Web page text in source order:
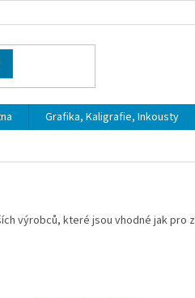
Grafika, Kaligrafie, Inkousty
výrobců, které jsou vhodné jak pro